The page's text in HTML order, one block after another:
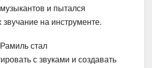
и пытался
звучание на инструменте.
стал
с звуками и создавать